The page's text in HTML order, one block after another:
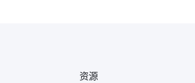
资源